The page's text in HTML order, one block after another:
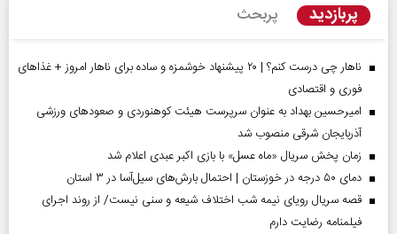
پربازدید پربحث
ناهار چی درست کنم؟ | ۲۰ پیشنهاد خوشمزه و ساده برای ناهار امروز + غذاهای
فوری و اقتصادی
امیرحسین بهداد به عنوان سرپرست هیئت کوهنوردی و صعودهای ورزشی
آذربایجان شرقی منصوب شد
زمان پخش سریال «ماه عسل» با بازی اکبر عبدی اعلام شد
دمای ۵۰ درجه در خوزستان | احتمال بارش‌های سیل‌آسا در ۳ استان
قصه سریال رویای نیمه شب اختلاف شیعه و سنی نیست/ از روند اجرای
فیلمنامه رضایت دارم